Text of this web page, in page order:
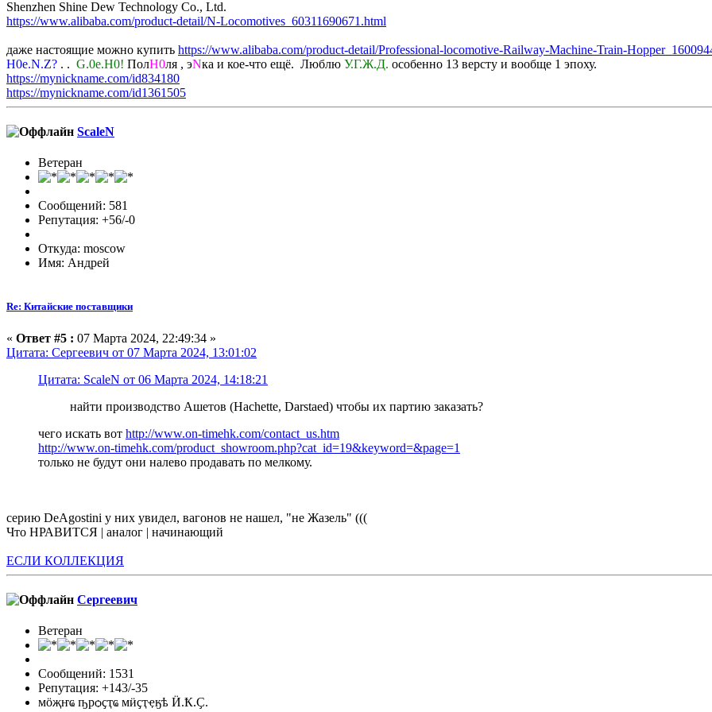
Shenzhen Shine Dew Technology Co., Ltd.
https://www.alibaba.com/product-detail/N-Locomotives_60311690671.html
даже настоящие можно купить https://www.alibaba.com/product-detail/Professional-locomotive-Railway-Machine-Train-
H0e.N.Z? . . G.0e.H0! ПолH0ля , эNка и кое-что ещё. Люблю У.Г.Ж.Д. особенно 13 версту и вообще 1 эпоху.
https://mynickname.com/id834180
https://mynickname.com/id1361505
ScaleN
Ветеран
Сообщений: 581
Репутация: +56/-0
Откуда: moscow
Имя: Андрей
Re: Китайские поставщики
« Ответ #5 : 07 Марта 2024, 22:49:34 »
Цитата: Сергеевич от 07 Марта 2024, 13:01:02
Цитата: ScaleN от 06 Марта 2024, 14:18:21
найти производство Ашетов (Hachette, Darstaed) чтобы их партию заказать?
чего искать вот http://www.on-timehk.com/contact_us.htm
http://www.on-timehk.com/product_showroom.php?cat_id=19&keyword=&page=1
только не будут они налево продавать по мелкому.
серию DeAgostini у них увидел, вагонов не нашел, "не Жазель" (((
Что НРАВИТСЯ | аналог | начинающий
ЕСЛИ КОЛЛЕКЦИЯ
Сергеевич
Ветеран
Сообщений: 1531
Репутация: +143/-35
мӧҗҥҩ ҧрѻҫҭҩ мӥҫҭҿӄѣ Ӥ.Ҟ.Ҫ.